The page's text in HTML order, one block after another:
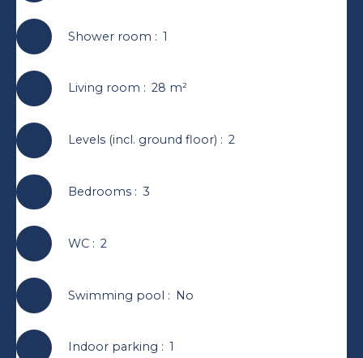
Shower room : 1
Living room : 28 m²
Levels (incl. ground floor) : 2
Bedrooms: 3
WC: 2
Swimming pool : No
Indoor parking : 1